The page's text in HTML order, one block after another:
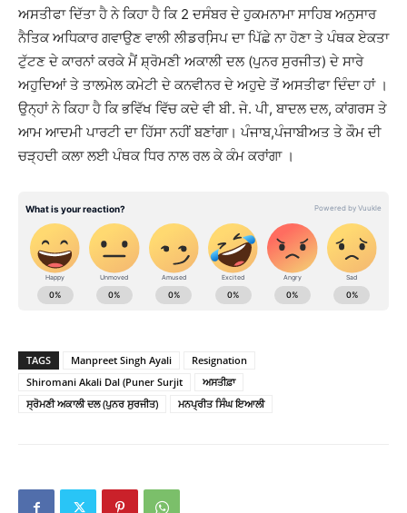
ਅਸਤੀਫਾ ਦਿੱਤਾ ਹੈ ਨੇ ਕਿਹਾ ਹੈ ਕਿ 2 ਦਸੰਬਰ ਦੇ ਹੁਕਮਨਾਮਾ ਸਾਹਿਬ ਅਨੁਸਾਰ
ਨੈਤਿਕ ਅਧਿਕਾਰ ਗਵਾਉਣ ਵਾਲੀ ਲੀਡਰਸਿ਼ਪ ਦਾ ਪਿੱਛੇ ਨਾ ਹੋਣਾ ਤੇ ਪੰਥਕ ਏਕਤਾ
ਟੁੱਟਣ ਦੇ ਕਾਰਨਾਂ ਕਰਕੇ ਮੈਂ ਸ਼੍ਰੋਮਣੀ ਅਕਾਲੀ ਦਲ (ਪੁਨਰ ਸੁਰਜੀਤ) ਦੇ ਸਾਰੇ
ਅਹੁਦਿਆਂ ਤੇ ਤਾਲਮੇਲ ਕਮੇਟੀ ਦੇ ਕਨਵੀਨਰ ਦੇ ਅਹੁਦੇ ਤੋਂ ਅਸਤੀਫਾ ਦਿੰਦਾ ਹਾਂ ।
ਉਨ੍ਹਾਂ ਨੇ ਕਿਹਾ ਹੈ ਕਿ ਭਵਿੱਖ ਵਿੱਚ ਕਦੇ ਵੀ ਬੀ. ਜੇ. ਪੀ, ਬਾਦਲ ਦਲ, ਕਾਂਗਰਸ ਤੇ
ਆਮ ਆਦਮੀ ਪਾਰਟੀ ਦਾ ਹਿੱਸਾ ਨਹੀਂ ਬਣਾਂਗਾ। ਪੰਜਾਬ,ਪੰਜਾਬੀਅਤ ਤੇ ਕੌਮ ਦੀ
ਚੜ੍ਹਦੀ ਕਲਾ ਲਈ ਪੰਥਕ ਧਿਰ ਨਾਲ ਰਲ ਕੇ ਕੰਮ ਕਰਾਂਗਾ ।
TAGS Manpreet Singh Ayali
Resignation
Shiromani Akali Dal (Puner Surjit
ਅਸਤੀਫ਼ਾ
ਸ੍ਰੋਮਣੀ ਅਕਾਲੀ ਦਲ (ਪੁਨਰ ਸੁਰਜੀਤ)
ਮਨਪ੍ਰੀਤ ਸਿੰਘ ਇਆਲੀ